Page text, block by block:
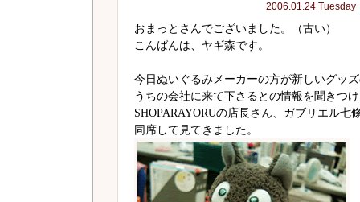
2006.01.24 Tuesday
おまっとさんでございました。（古い）
こんばんは、ヤギ森です。
今日ぬいぐるみメーカーの方が新しいグッ
うちの会社に来て下さるとの情報を聞きつ
SHOPARAYORUの店長さん、ガブリエル七
同席して見てきました。